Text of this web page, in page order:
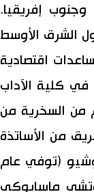
وجنوب إفريقيا.
الشرق الأوسط
اقتصادية
في كلية الآداب
من عام 1974. وعلى الرغم من السخرية من
من الأساتذة
(توفي عام
ماسايوكي